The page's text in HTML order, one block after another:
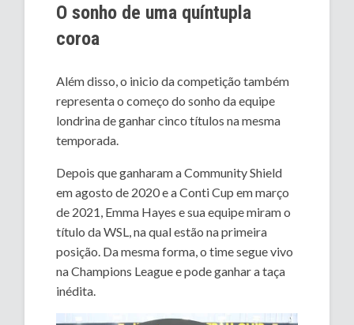
O sonho de uma quíntupla
coroa
Além disso, o inicio da competição também
representa o começo do sonho da equipe
londrina de ganhar cinco títulos na mesma
temporada.
Depois que ganharam a Community Shield
em agosto de 2020 e a Conti Cup em março
de 2021, Emma Hayes e sua equipe miram o
título da WSL, na qual estão na primeira
posição. Da mesma forma, o time segue vivo
na Champions League e pode ganhar a taça
inédita.